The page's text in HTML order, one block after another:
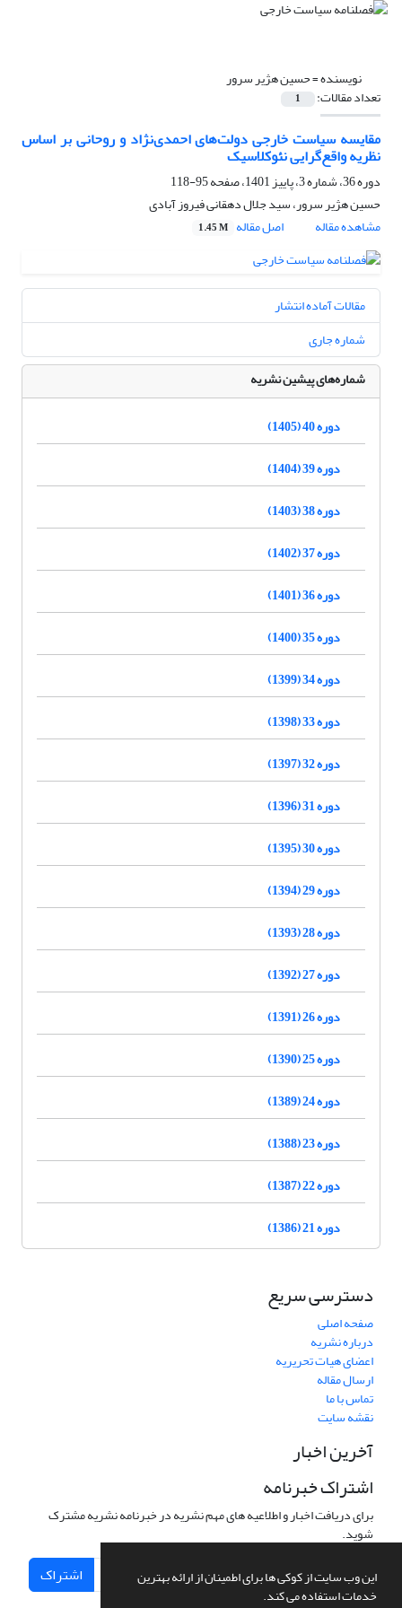
این وب سایت از کوکی ها برای اطمینان از ارائه بهترین
خدمات استفاده می کند.
نویسنده =حسین هژیر سرور
تعداد مقالات: 1
مقایسه سیاست خارجی دولت‌های احمدی‌نژاد و روحانی بر اساس
نظریه واقع‌گرایی نئوکلاسیک
دوره 36، شماره 3، پاییز 1401، صفحه
95-118
حسین هژیر سرور، سید جلال دهقانی فیروز آبادی
مشاهده مقاله
اصل مقاله 1.45 M
مقالات آماده انتشار
شماره جاری
شماره‌های پیشین نشریه
دوره 40 (1405)
دوره 39 (1404)
دوره 38 (1403)
دوره 37 (1402)
دوره 36 (1401)
دوره 35 (1400)
دوره 34 (1399)
دوره 33 (1398)
دوره 32 (1397)
دوره 31 (1396)
دوره 30 (1395)
دوره 29 (1394)
دوره 28 (1393)
دوره 27 (1392)
دوره 26 (1391)
دوره 25 (1390)
دوره 24 (1389)
دوره 23 (1388)
دوره 22 (1387)
دوره 21 (1386)
دسترسی سریع
صفحه اصلی
درباره نشریه
اعضای هیات تحریریه
ارسال مقاله
تماس با ما
نقشه سایت
آخرین اخبار
اشتراک خبرنامه
برای دریافت اخبار و اطلاعیه های مهم نشریه در خبرنامه نشریه مشترک
شوید.
اشتراک